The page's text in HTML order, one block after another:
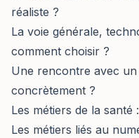
réaliste ?
La voie générale,
comment choisir ?
Une rencontre avec un
concrètement ?
Les métiers de la
Les métiers liés au